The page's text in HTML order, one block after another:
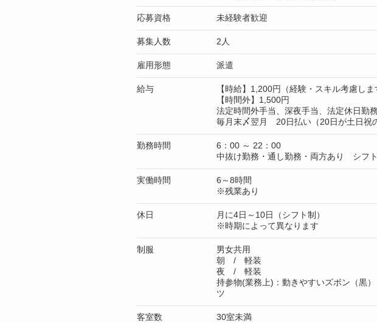
応募資格 未経験者歓迎
募集人数 2人
雇用形態 派遣
給与
【時給】1,200円（経験・スキル考慮しま
【時間外】1,500円
法定時間外手当、深夜手当、法定休日勤
毎月末〆翌月 20日払い（20日が土日祝
勤務時間
6：00 ～ 22：00
中抜け勤務・通し勤務・両方あり シフ
実働時間
6～8時間
※残業あり
休日
月に4日～10日（シフト制）
※時期によって異なります
制服
男女共用
朝 / 軽装
夜 / 軽装
持参物(業務上)：動きやすいズボン（黒
ツ
客室数 30室未満